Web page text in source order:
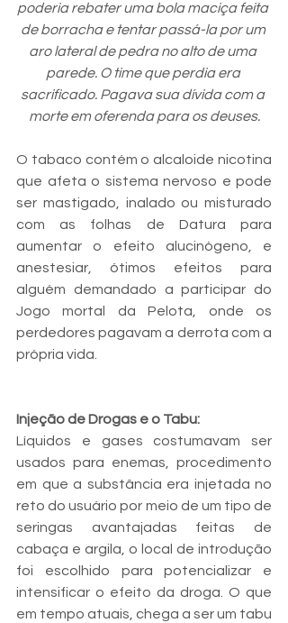
poderia rebater uma bola maciça feita
de borracha e tentar passá-la por um
aro lateral de pedra no alto de uma
parede. O time que perdia era
sacrificado. Pagava sua dívida com a
morte em oferenda para os deuses.
O tabaco contém o alcaloide nicotina
que afeta o sistema nervoso e pode
ser mastigado, inalado ou misturado
com as folhas de Datura para
aumentar o efeito alucinógeno, e
anestesiar, ótimos efeitos para
alguém demandado a participar do
Jogo mortal da Pelota, onde os
perdedores pagavam a derrota com a
própria vida.
Injeção de Drogas e o Tabu:
Líquidos e gases costumavam ser
usados ​​para enemas, procedimento
em que a substância era injetada no
reto do usuário por meio de um tipo de
seringas avantajadas feitas de
cabaça e argila, o local de introdução
foi escolhido para potencializar e
intensificar o efeito da droga. O que
em tempo atuais, chega a ser um tabu